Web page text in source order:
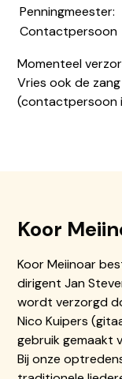
Penningmeester:
Contactpersoon
Momenteel
Vries ook de
(contactpersoon
Koor
Koor Meiinoar
dirigent Jan
wordt verzorgd
Nico Kuipers
gebruik gemaakt
Bij onze